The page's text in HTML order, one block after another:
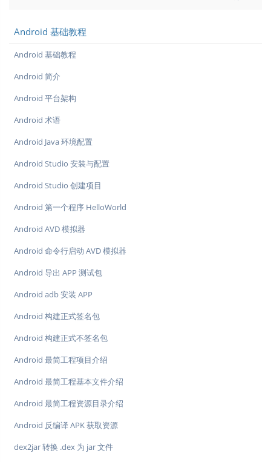
Android 基础教程
Android 基础教程
Android 简介
Android 平台架构
Android 术语
Android Java 环境配置
Android Studio 安装与配置
Android Studio 创建项目
Android 第一个程序 HelloWorld
Android AVD 模拟器
Android 命令行启动 AVD 模拟器
Android 导出 APP 测试包
Android adb 安装 APP
Android 构建正式签名包
Android 构建正式不签名包
Android 最简工程项目介绍
Android 最简工程基本文件介绍
Android 最简工程资源目录介绍
Android 反编译 APK 获取资源
dex2jar 转换 .dex 为 jar 文件